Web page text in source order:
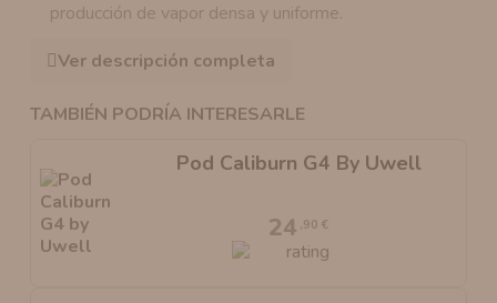
producción de vapor densa y uniforme.
Ver descripción completa
TAMBIÉN PODRÍA INTERESARLE
Pod Caliburn G4 By Uwell
24 ,90 €